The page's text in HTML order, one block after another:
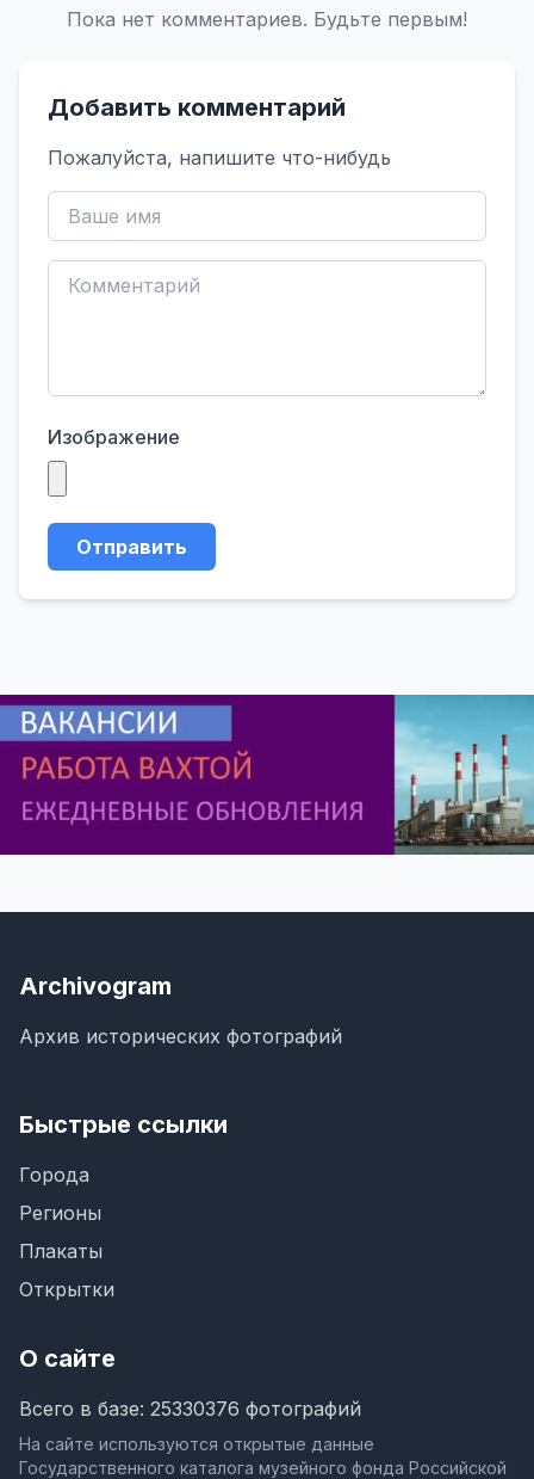
Пока нет комментариев. Будьте первым!
Добавить комментарий
Пожалуйста, напишите что-нибудь
Изображение
Отправить
Archivogram
Архив исторических фотографий
Быстрые ссылки
Города
Регионы
Плакаты
Открытки
О сайте
Всего в базе: 25330376 фотографий
На сайте используются открытые данные
Государственного каталога музейного фонда Российской